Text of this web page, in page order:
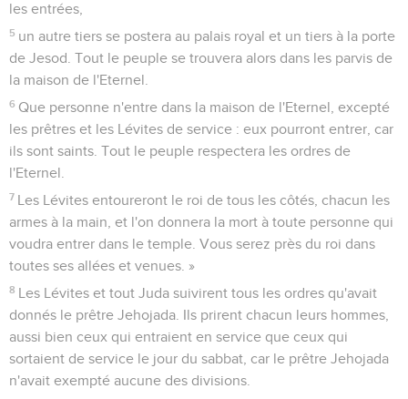
les entrées,
5 un autre tiers se postera au palais royal et un tiers à la porte
de Jesod. Tout le peuple se trouvera alors dans les parvis de
la maison de l'Eternel.
6 Que personne n'entre dans la maison de l'Eternel, excepté
les prêtres et les Lévites de service : eux pourront entrer, car
ils sont saints. Tout le peuple respectera les ordres de
l'Eternel.
7 Les Lévites entoureront le roi de tous les côtés, chacun les
armes à la main, et l'on donnera la mort à toute personne qui
voudra entrer dans le temple. Vous serez près du roi dans
toutes ses allées et venues. »
8 Les Lévites et tout Juda suivirent tous les ordres qu'avait
donnés le prêtre Jehojada. Ils prirent chacun leurs hommes,
aussi bien ceux qui entraient en service que ceux qui
sortaient de service le jour du sabbat, car le prêtre Jehojada
n'avait exempté aucune des divisions.